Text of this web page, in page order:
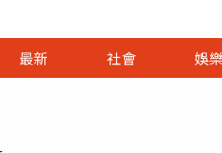
最新 社會 娛樂
娛樂首頁
即時
財經首頁
熱線
政